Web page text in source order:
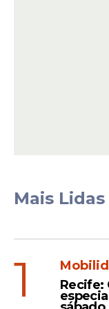
Mais Lidas
1
Recife: